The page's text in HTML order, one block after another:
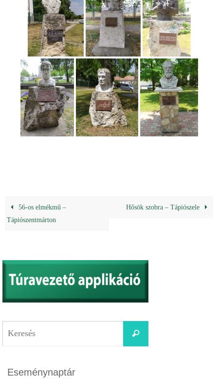
56-os elmékmű –
Tápiószentmárton
Hősök szobra – Tápiószele
Eseménynaptár